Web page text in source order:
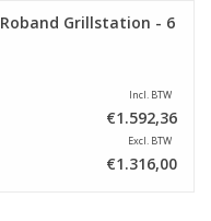
Roband Grillstation - 6
Incl. BTW
€1.592,36
Excl. BTW
€1.316,00